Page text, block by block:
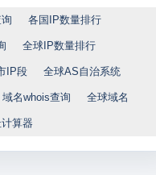
各国IP数量排行
全球IP数量排行
IP段 全球AS自治系统
域名whois查询 全球域名
计算器